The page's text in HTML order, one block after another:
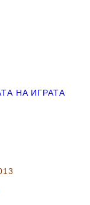
НА ИГРАТА